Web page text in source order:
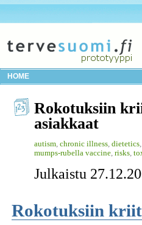
HOME
Rokotuksiin
asiakkaat
autism chronic illness dietetics
mumps-rubella vaccine risks
Julkaistu
Rokotuksiin